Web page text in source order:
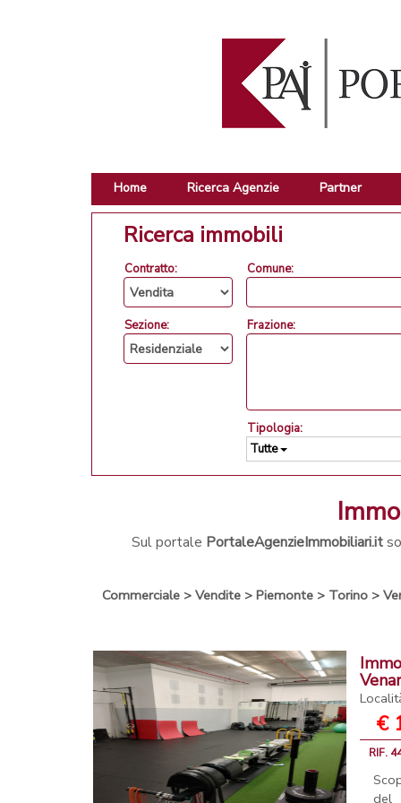
Home Ricerca Agenzie Partner
Ricerca immobili
Contratto:
Sezione:
Comune:
Frazione:
Tipologia:
Tutte
Sul portale PortaleAgenzieImmobiliari.it
Commerciale > Vendite > Piemonte > Torino >
€
RIF.
del